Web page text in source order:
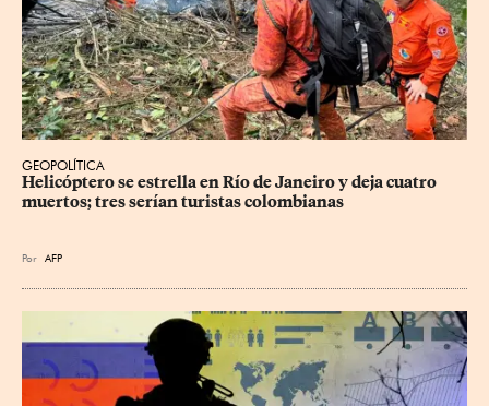
GEOPOLÍTICA
Helicóptero se estrella en Río de Janeiro y deja cuatro
muertos; tres serían turistas colombianas
Por AFP